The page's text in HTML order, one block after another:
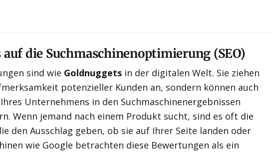
die Suchmaschinenoptimierung (SEO)
sind wie Goldnuggets in der digitalen Welt. Sie ziehen
potenzieller Kunden an, sondern können auch
Unternehmens in den Suchmaschinenergebnissen
Wenn jemand nach einem Produkt sucht, sind es oft die
den Ausschlag geben, ob sie auf Ihrer Seite landen oder
wie Google betrachten diese Bewertungen als ein